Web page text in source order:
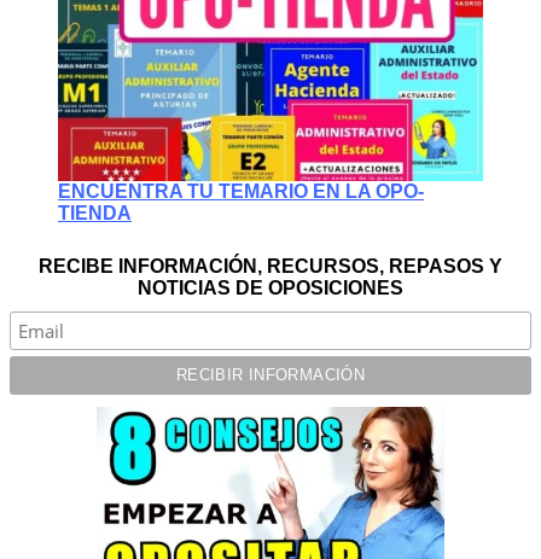
ENCUENTRA TU TEMARIO EN LA OPO-
TIENDA
RECIBE INFORMACIÓN, RECURSOS, REPASOS Y
NOTICIAS DE OPOSICIONES